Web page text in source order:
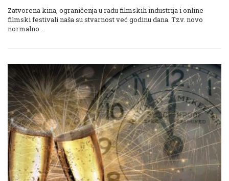
Zatvorena kina, ograničenja u radu filmskih industrija i online
filmski festivali naša su stvarnost već godinu dana. Tzv. novo
normalno …